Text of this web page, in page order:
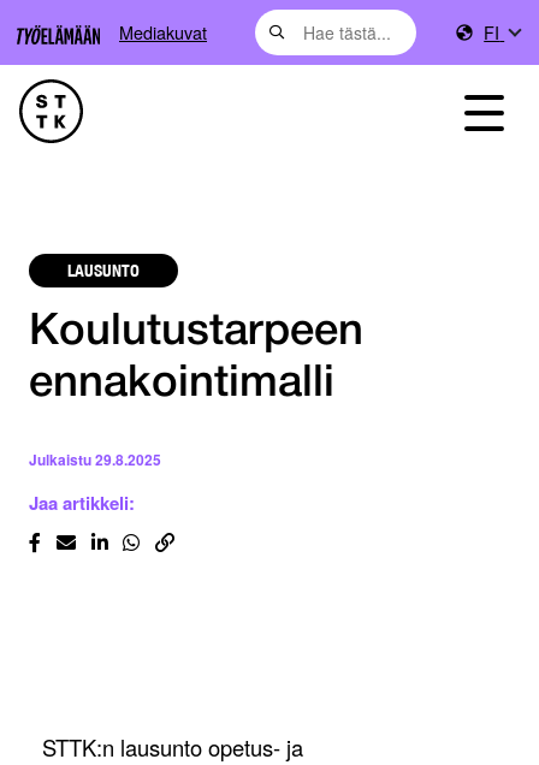
Mediakuvat FI
LAUSUNTO
Koulutustarpeen
ennakointimalli
Julkaistu29.8.2025
Jaa artikkeli:
STTK:n lausunto opetus- ja